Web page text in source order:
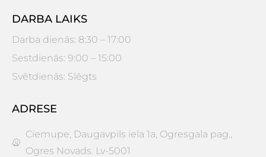
DARBA LAIKS
Darba dienās: 8:30 – 17:00
Sestdienās: 9:00 – 15:00
Svētdienās: Slēgts
ADRESE
Ciemupe, Daugavpils iela 1a, Ogresgala pag.,
Ogres Novads. Lv-5001